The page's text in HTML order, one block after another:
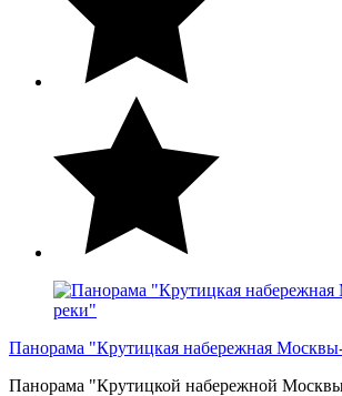
Панорама "Крутицкая набережная
Панорама "Крутицкой набережной